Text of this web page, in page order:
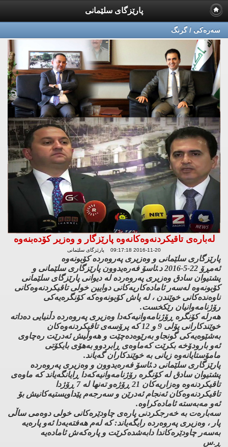
پارێزگای سلێمانی
سه‌ره‌كی / گرنگ
لەبارەی تاقیکردنەوەکانەوە پارێزگار و وەزیر کۆدەبنەوە
2016-11-20 09:17:18 پارێزگای سلێمانی
پارێزگاری سلێمانی و وەزیری پەروەردە کۆبونەوە
ئەمڕۆ 22-5-2016 د.ئاسۆ فەرەیدوون پارێزگاری سلێمانی و
پشتیوان سادق وەزیری پەروەردە لە دیوانی پارێزگای سلێمانی
کۆبونەوە لەسەر ئامادەکاریەکانی دوایین خولی تاقیکردنەوەکانی
ناوەندەکانی خوێندن ، لە پاش کۆبونەوەکە کۆنگرەیەکی
رۆژنامەوانیان رێکخست.
هەرلە کۆنگرە ڕۆژنامەوانیەکەدا وەزیری پەروەردە دڵنیایی دەداتە
خوێندکارانی پۆلی 9 و 12 کە پرۆسەی تاقیکردنەوەکان
بەشێوەیەکی گونجاو بەرێوەدەچێت و هەوڵیش ئەدرێت رەچاوی
ئەو بارودۆخە بکرێت کەماوەی ڕابردوو بەهۆی بایکۆتی
مامۆستایانەوە زیانی بە خوێندکاران گەیاند.
پارێزگاری سلێمانی د.ئاسۆ فەرەیدوون و وەزیری پەروەردە
پشتیوان سادق لە کۆنگرە رۆژنامەوانیەکەدا ڕایانگەیاند کە ماوەی
تاقیکردنەوە وەزاریەکان 21 ڕۆژەو تەنها لە 7 ڕۆژدا
تاقیکردنەوەکان ئەنجام ئەدرێن و سەرجەم پێداویستیەکانیش بۆ
ئەو مەبەستە ئامادەکراوە.
سەبارەت بە خەرجکردنی پارەی چاودێرەکانی خولی دوەمی ساڵی
پار ، وەزیری پەروەردە رایگەیاند: کە لەم هەفتەیەدا ئەو پارەیە
بەسەر چاودێرەکاندا دابەشدەکرێت و پارەکەش ئامادەیە
ڕ.س